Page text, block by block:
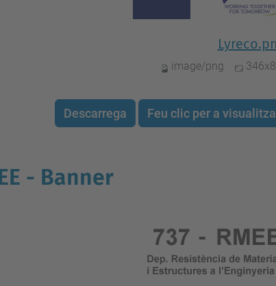
image/png
Descarrega Feu clic per a
- Banner